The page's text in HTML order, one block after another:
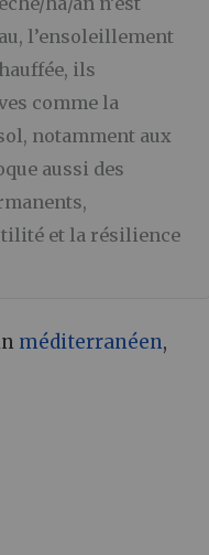
l’ensoleillement
ils
comme la
notamment aux
aussi des
et la résilience
méditerranéen,